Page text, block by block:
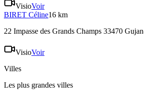
VisioVoir
BIRET Céline16 km
22 Impasse des Grands Champs 33470
VisioVoir
Villes
Les plus grandes villes